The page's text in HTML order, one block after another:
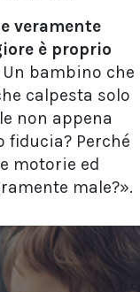
veramente
è proprio
Un bambino che
calpesta solo
non appena
fiducia? Perché
motorie ed
male?».